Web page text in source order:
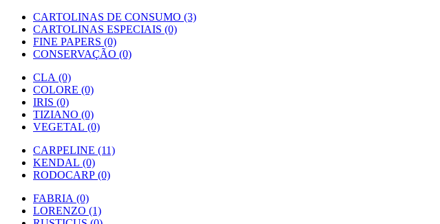
CARTOLINAS DE CONSUMO (3)
CARTOLINAS ESPECIAIS (0)
FINE PAPERS (0)
CONSERVAÇÃO (0)
CLA (0)
COLORE (0)
IRIS (0)
TIZIANO (0)
VEGETAL (0)
CARPELINE (11)
KENDAL (0)
RODOCARP (0)
FABRIA (0)
LORENZO (1)